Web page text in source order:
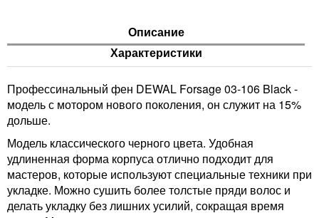
Описание
Характеристики
Профессинальный фен DEWAL Forsage 03-106 Black -
модель с мотором нового поколения, он служит на 15%
дольше.
Модель классического черного цвета. Удобная
удлиненная форма корпуса отлично подходит для
мастеров, которые используют специальные техники при
укладке. Можно сушить более толстые пряди волос и
делать укладку без лишних усилий, сокращая время